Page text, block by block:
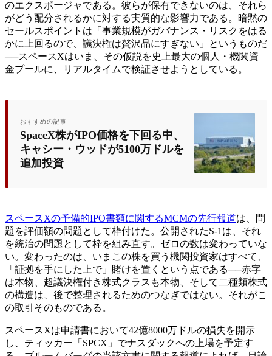
のエクスポージャである。彼らが保有できないのは、それら
がどう配分されるかに対する実質的な影響力である。暗黙の
セールスポイントは「事業規模がガバナンス・リスクをはる
かに上回るので、議決権は贅沢品にすぎない」というものだ
──スペースXはいま、その仮説を史上最大の個人・機関資
金プールに、リアルタイムで検証させようとしている。
おすすめの記事
SpaceX株がIPO価格を下回る中、
キャシー・ウッドが5100万ドルを
追加投資
スペースXの予備的IPO書類に関するMCMの先行報道は、問
題を評価額の問題として枠付けた。公開されたS-1は、それ
を統治の問題として枠を組み直す。ゼロの数は変わっていな
い。変わったのは、いまこの株を買う機関投資家はすべて、
「証拠を手にした上で」賭けを置くという点である──赤字
は本物、超議決権付き株式クラスも本物、そして二種類株式
の構造は、後で整理されるためのつなぎではない。それがこ
の取引そのものである。
スペースXは申請書において42億8000万ドルの損失を開示
し、ティッカー「SPCX」でナスダックへの上場を予定す